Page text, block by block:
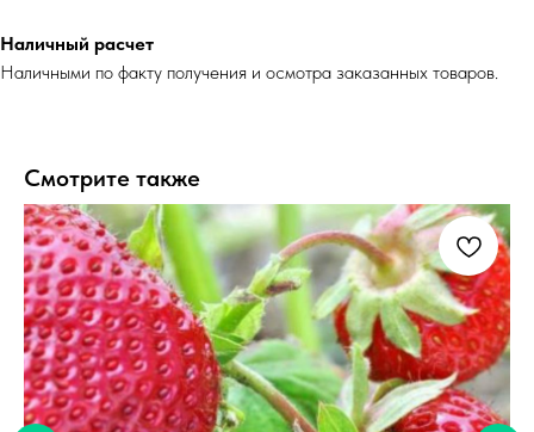
Наличный расчет
Наличными по факту получения и осмотра заказанных товаров.
Смотрите также